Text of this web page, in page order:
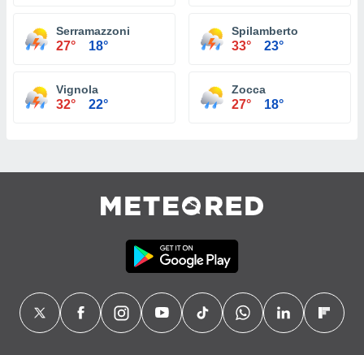
Serramazzoni
27° 18°
Spilamberto
33° 23°
Vignola
32° 22°
Zocca
27° 18°